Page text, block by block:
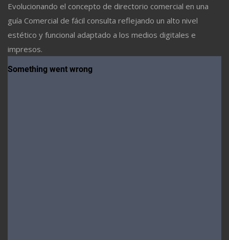
Evolucionando el concepto de directorio comercial en una
guía Comercial de fácil consulta reflejando un alto nivel
estético y funcional adaptado a los medios digitales e
impresos.